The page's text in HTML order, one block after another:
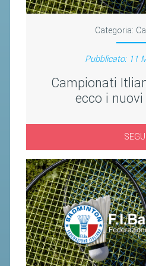
Categoria:
Pubblicato: 11
Campionati
ecco i
SCHEDE
NUOVI
ENTI DI
PROGETTI
FORMAZIONE